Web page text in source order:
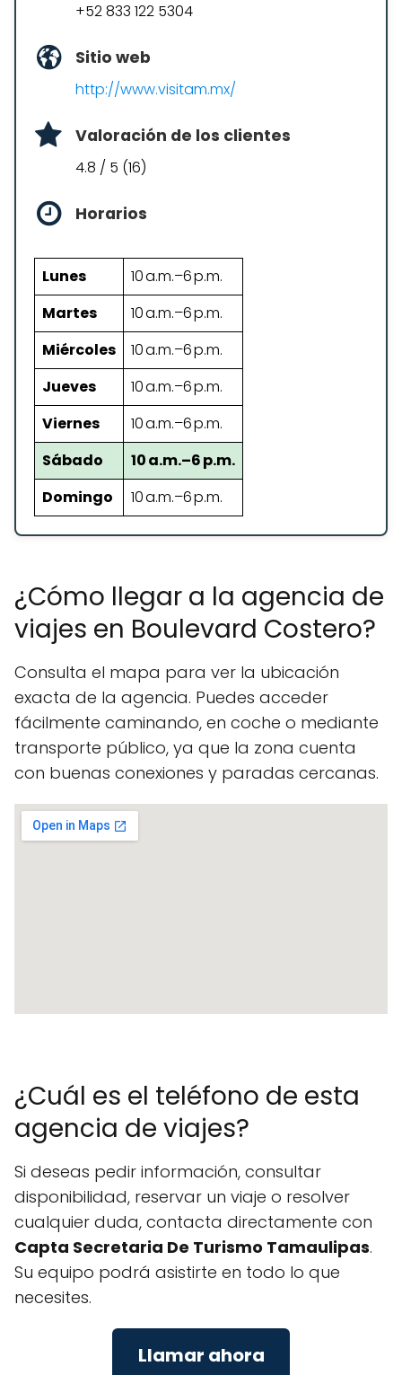
+52 833 122 5304
Sitio web
http://www.visitam.mx/
Valoración de los clientes
4.8 / 5 (16)
Horarios
Lunes
10 a.m.–6 p.m.
Martes
10 a.m.–6 p.m.
Miércoles
10 a.m.–6 p.m.
Jueves
10 a.m.–6 p.m.
Viernes
10 a.m.–6 p.m.
Sábado
10 a.m.–6 p.m.
Domingo
10 a.m.–6 p.m.
¿Cómo llegar a la agencia de
viajes en Boulevard Costero?
Consulta el mapa para ver la ubicación
exacta de la agencia. Puedes acceder
fácilmente caminando, en coche o mediante
transporte público, ya que la zona cuenta
con buenas conexiones y paradas cercanas.
¿Cuál es el teléfono de esta
agencia de viajes?
Si deseas pedir información, consultar
disponibilidad, reservar un viaje o resolver
cualquier duda, contacta directamente con
Capta Secretaria De Turismo Tamaulipas.
Su equipo podrá asistirte en todo lo que
necesites.
Llamar ahora